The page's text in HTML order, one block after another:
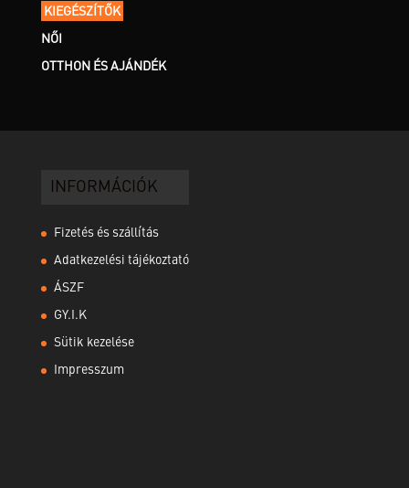
KIEGÉSZÍTŐK
NŐI
OTTHON ÉS AJÁNDÉK
INFORMÁCIÓK
Fizetés és szállítás
Adatkezelési tájékoztató
ÁSZF
GY.I.K
Sütik kezelése
Impresszum